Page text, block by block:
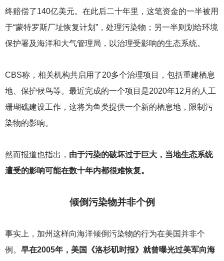
终赔偿了140亿美元。在此后二十年里，这笔资金的一半被用
于“蒙特罗斯厂址恢复计划”，处理污染物；另一半则划给环境
保护署及海洋和大气管理局，以治理受影响的生态系统。
CBS称，相关机构共启用了20多个治理项目，包括重建栖息
地、保护候鸟等。最近完成的一个项目是2020年12月的人工
珊瑚礁建设工作，这将为鱼类提供一个新的栖息地，限制污
染物的影响。
然而报道也指出， 由于污染的破坏过于巨大，当地生态系统
遭受的影响可能在数十年内都很难恢复。
倾倒污染物并非个例
事实上，加州这样向海洋倾倒污染物的行为在美国并非个
例。 早在2005年，美国《洛杉矶时报》就曾曝光过美军向海